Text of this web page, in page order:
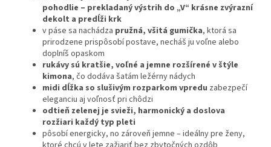
pohodlie – prekladaný výstrih do „V“ krásne zvýrazní
dekolt a predĺži krk
v páse sa nachádza pružná, všitá gumička, ktorá sa
prirodzene prispôsobí postave, necháš ju voľne alebo
doplníš opaskom
rukávy sú kratšie, voľné a jemne rozšírené v štýle
kimona, čo dodáva šatám ležérny nádych
midi dĺžka so slušivým rozparkom vpredu zabezpečí
eleganciu aj voľnosť pri chôdzi
odtieň zelenej je svieži, harmonický a doslova
rozžiari každý typ pleti
pôsobí energicky, no zároveň jemne – ideálny pre ženy,